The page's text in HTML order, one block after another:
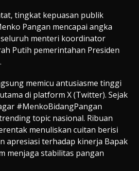
tingkat kepuasan publik
Pangan mencapai angka
menteri koordinator
Putih pemerintahan Presiden
memicu antusiasme tinggi
di platform X (Twitter). Sejak
#MenkoBidangPangan
topic nasional. Ribuan
menuliskan cuitan berisi
apresiasi terhadap kinerja Bapak
menjaga stabilitas pangan